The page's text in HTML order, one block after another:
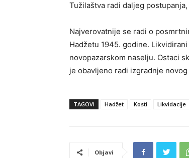
Tužilaštva radi daljeg
Najverovatnije se radi o
Hadžetu 1945. godine.
novopazarskom naselju. Ostaci
je obavljeno radi izgradnje
TAGOVI Hadžet Kosti Likvidacije
Objavi